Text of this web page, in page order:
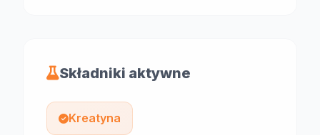
Składniki aktywne
Kreatyna